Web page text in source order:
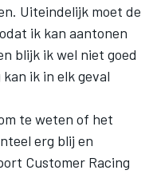
Uiteindelijk moet de
ik kan aantonen
blijk ik wel niet goed
ik in elk geval
te weten of het
erg blij en
Customer Racing